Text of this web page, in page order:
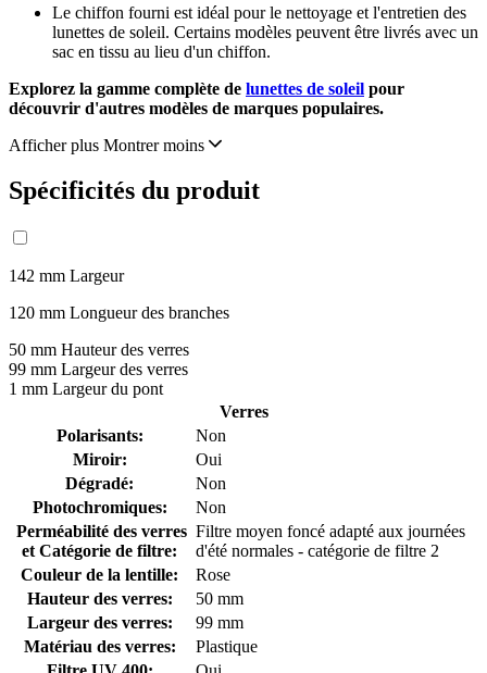
Le chiffon fourni est idéal pour le nettoyage et l'entretien des
lunettes de soleil. Certains modèles peuvent être livrés avec un
sac en tissu au lieu d'un chiffon.
Explorez la gamme complète de lunettes de soleil pour
découvrir d'autres modèles de marques populaires.
Afficher plus Montrer moins
Spécificités du produit
142 mm Largeur
120 mm Longueur des branches
50 mm Hauteur des verres
99 mm Largeur des verres
1 mm Largeur du pont
Verres
Polarisants:
Non
Miroir:
Oui
Dégradé:
Non
Photochromiques:
Non
Perméabilité des verres
et Catégorie de filtre:
Filtre moyen foncé adapté aux journées
d'été normales - catégorie de filtre 2
Couleur de la lentille:
Rose
Hauteur des verres:
50 mm
Largeur des verres:
99 mm
Matériau des verres:
Plastique